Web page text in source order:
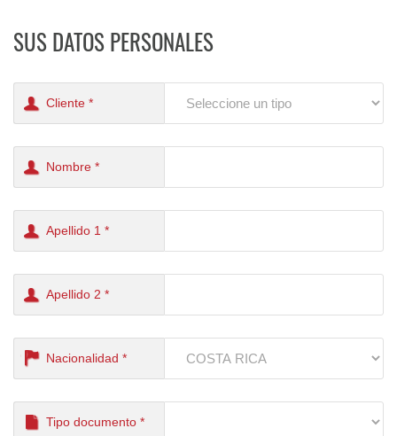
SUS DATOS PERSONALES
Cliente *
Nombre *
Apellido 1 *
Apellido 2 *
Nacionalidad *
Tipo documento *